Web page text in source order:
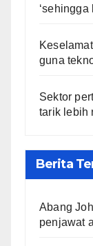
‘sehingga
guna
Sektor
tarik lebih
Berita
Abang
penjawat